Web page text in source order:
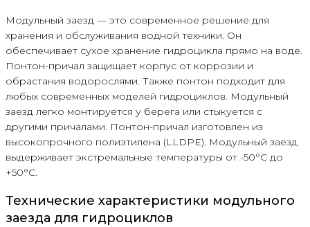
Модульный заезд — это современное решение для
хранения и обслуживания водной техники. Он
обеспечивает сухое хранение гидроцикла прямо на воде.
Понтон-причал защищает корпус от коррозии и
обрастания водорослями. Также понтон подходит для
любых современных моделей гидроциклов. Модульный
заезд легко монтируется у берега или стыкуется с
другими причалами. Понтон-причал изготовлен из
высокопрочного полиэтилена (LLDPE). Модульный заезд
выдерживает экстремальные температуры от -50°C до
+50°C.
Технические характеристики модульного
заезда для гидроциклов